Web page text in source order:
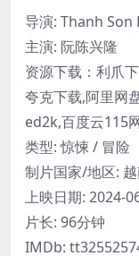
导演: Thanh Son
主演: 阮陈兴隆
资源下载：利爪
夸克下载,阿里网
ed2k,百度云115
类型: 惊悚 / 冒险
制片国家/地区:
上映日期: 2024-
片长: 96分钟
IMDb: